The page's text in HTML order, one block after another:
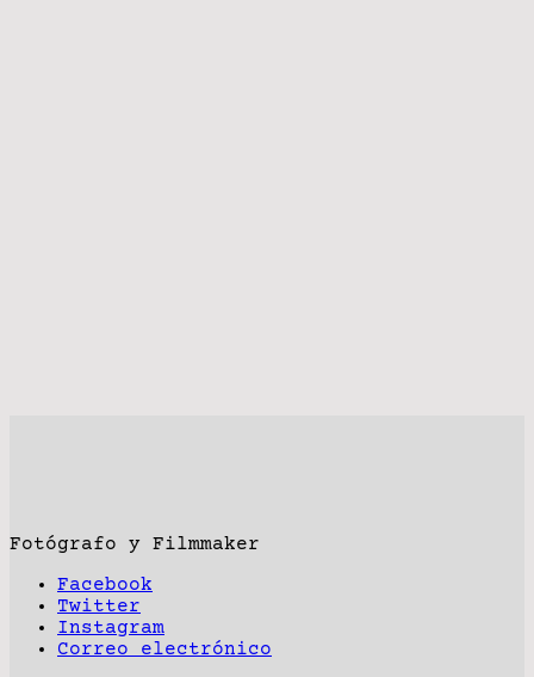
Fotógrafo y Filmmaker
Facebook
Twitter
Instagram
Correo electrónico